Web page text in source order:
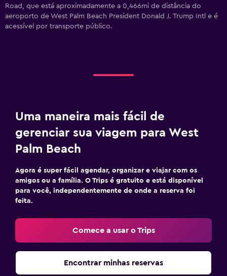
Road, que está aproximadamente a 0,466mi de distância do
aeroporto de West Palm Beach President Donald J. Trump Intl e é
acessível por transporte público.
Uma maneira mais fácil de
gerenciar sua viagem para West
Palm Beach
Agora é super fácil agendar, organizar e viajar com os
amigos ou a família. O Trips é gratuito e está disponível
para você, independentemente de onde a reserva foi
feita.
Comece a usar o Trips
Encontrar minhas reservas